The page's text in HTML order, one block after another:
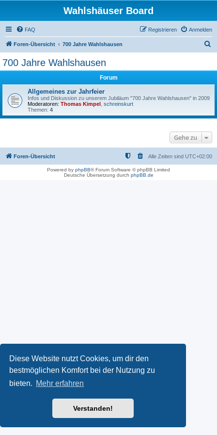
Diese Website nutzt Cookies, um dir den
bestmöglichen Komfort bei der Nutzung zu
bieten. Mehr erfahren
Verstanden!
Wahlshäuser Board
FAQ Anmelden
Registrieren
Foren-Übersicht 700 Jahre Wahlshausen
700 Jahre Wahlshausen
Forum
Allgemeines zur Jahrfeier
Infos und Diskussion zu unserem Jubiläum "700 Jahre Wahlshausen" in 2009
Moderatoren: Thomas Kimpel schreinskurt
Themen: 4
Gehe zu
Foren-Übersicht Alle Zeiten sind UTC+02:00
Powered by phpBB® Forum Software © phpBB Limited
Deutsche Übersetzung durch phpBB.de